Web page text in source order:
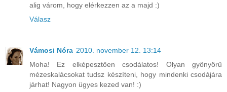
alig várom, hogy elérkezzen az a majd :)
Válasz
Vámosi Nóra 2010. november 12. 13:14
Moha! Ez elképesztően csodálatos! Olyan gyönyörű
mézeskalácsokat tudsz készíteni, hogy mindenki csodájára
járhat! Nagyon ügyes kezed van! :)